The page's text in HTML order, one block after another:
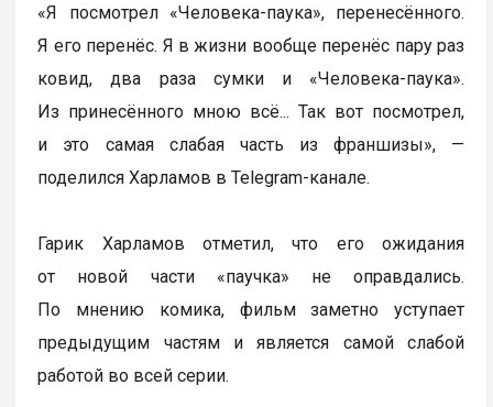
«Я посмотрел «Человека-паука», перенесённого.
Я его перенёс. Я в жизни вообще перенёс пару раз
ковид, два раза сумки и «Человека-паука».
Из принесённого мною всё... Так вот посмотрел,
и это самая слабая часть из франшизы», —
поделился Харламов в Telegram-канале.
Гарик Харламов отметил, что его ожидания
от новой части «паучка» не оправдались.
По мнению комика, фильм заметно уступает
предыдущим частям и является самой слабой
работой во всей серии.